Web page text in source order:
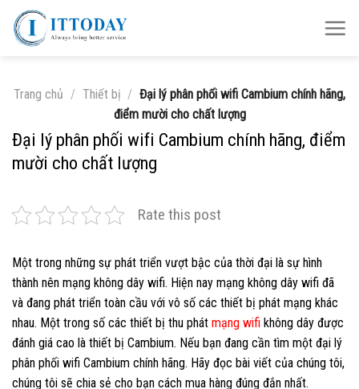
content
Trang chủ / Thiết bị / Đại lý phân phối wifi Cambium chính hãng,
điểm mười cho chất lượng
Đại lý phân phối wifi Cambium chính hãng, điểm
mười cho chất lượng
Rate this post
Một trong những sự phát triển vượt bậc của thời đại là sự hình
thành nên mạng không dây wifi. Hiện nay mạng không dây wifi đã
và đang phát triển toàn cầu với vô số các thiết bị phát mạng khác
nhau. Một trong số các thiết bị thu phát mạng wifi không dây được
đánh giá cao là thiết bị Cambium. Nếu bạn đang cần tìm một đại lý
phân phối wifi Cambium chính hãng. Hãy đọc bài viết của chúng tôi,
chúng tôi sẽ chia sẻ cho bạn cách mua hàng đúng đắn nhất.